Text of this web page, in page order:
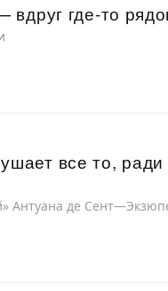
вдруг где-то
все то,
Антуана де